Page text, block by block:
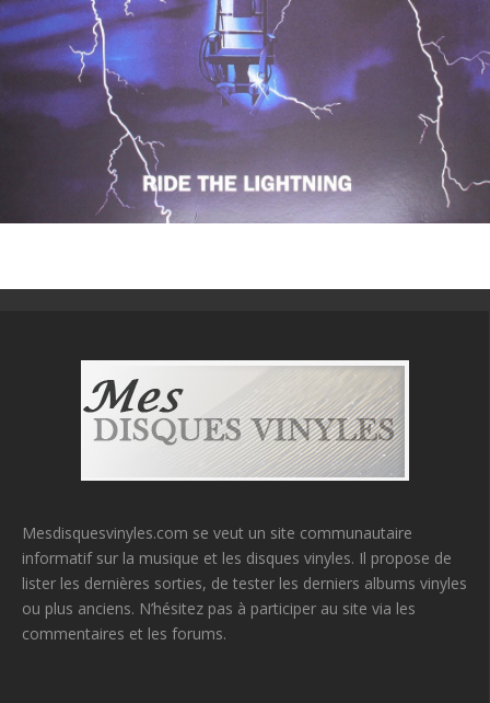
Mesdisquesvinyles.com se veut un site communautaire
informatif sur la musique et les disques vinyles. Il propose de
lister les dernières sorties, de tester les derniers albums vinyles
ou plus anciens. N’hésitez pas à participer au site via les
commentaires et les forums.